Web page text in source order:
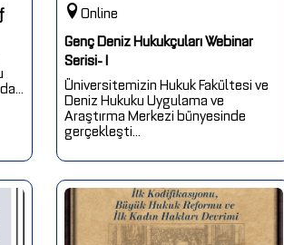
Online
Genç Deniz Hukukçuları Webinar
Serisi- I
Üniversitemizin Hukuk Fakültesi ve
Deniz Hukuku Uygulama ve
Araştırma Merkezi bünyesinde
gerçekleşti...